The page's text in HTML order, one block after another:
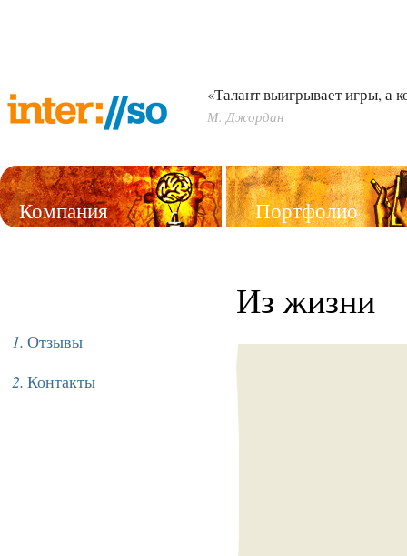
«Талант выигрывает игры, а
М. Джордан
Компания Портфолио
Отзывы
Контакты
Из жизни